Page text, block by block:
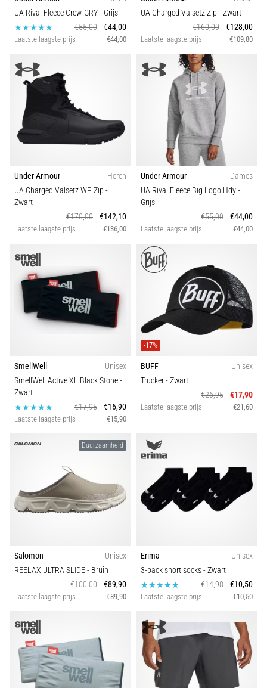
UA Rival Fleece Crew-GRY- Grijs
€55,00
€44,00
Laatste laagste prijs €44,00
UA Charged Valsetz Zip - Zwart
€160,00
€128,00
Laatste laagste prijs €109,80
Under Armour
Heren
UA Charged Valsetz WP Zip -
Zwart
€170,00
€142,10
Laatste laagste prijs €136,00
Under Armour
Dames
UA Rival Fleece Big Logo Hdy-
Grijs
€55,00
€44,00
Laatste laagste prijs €44,00
SmellWell
Unisex
SmellWell Active XL Black Stone-
Zwart
€17,95
€16,90
Laatste laagste prijs €15,90
-17%
BUFF
Unisex
Trucker- Zwart
€26,95
€17,90
Laatste laagste prijs €21,60
Duurzaamheid
Salomon
Unisex
REELAX ULTRA SLIDE- Bruin
€100,00
€89,90
Laatste laagste prijs €89,90
Erima
Unisex
3-pack short socks- Zwart
€14,98
€10,50
Laatste laagste prijs €10,50